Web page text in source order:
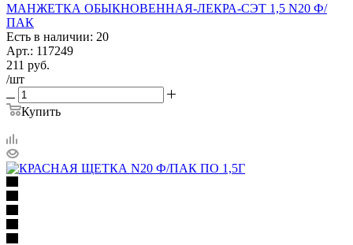
МАНЖЕТКА ОБЫКНОВЕННАЯ-ЛЕКРА-СЭТ 1,5 N20 Ф/
ПАК
Есть в наличии: 20
Арт.: 117249
211 руб.
/шт
Купить